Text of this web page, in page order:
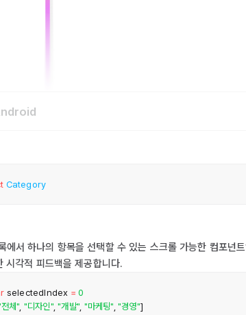
Category
에서 하나의 항목을 선택할 수 있는 스크롤 가능한 컴포넌
시각적 피드백을 제공합니다.
selectedIndex = 0
체" "디자인", "개발" "마케팅" "경영"]